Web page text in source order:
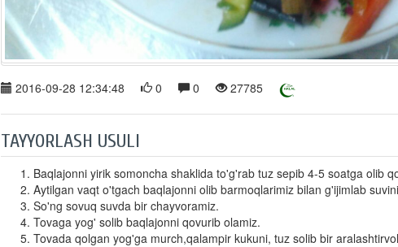
2016-09-28 12:34:48 0 0 27785
TAYYORLASH USULI
Baqlajonni yirik somoncha shaklida to'g'rab tuz sepib 4-5 soatga olib
Aytilgan vaqt o'tgach baqlajonni olib barmoqlarimiz bilan g'ijimlab
So'ng sovuq suvda bir chayvoramiz.
Tovaga yog' solib baqlajonni qovurib olamiz.
Tovada qolgan yog'ga murch,qalampir kukuni, tuz solib bir